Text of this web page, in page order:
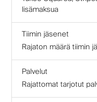
lisämaksua
Tiimin jäsenet
Rajaton määrä tiimin
Palvelut
Rajattomat tarjotut